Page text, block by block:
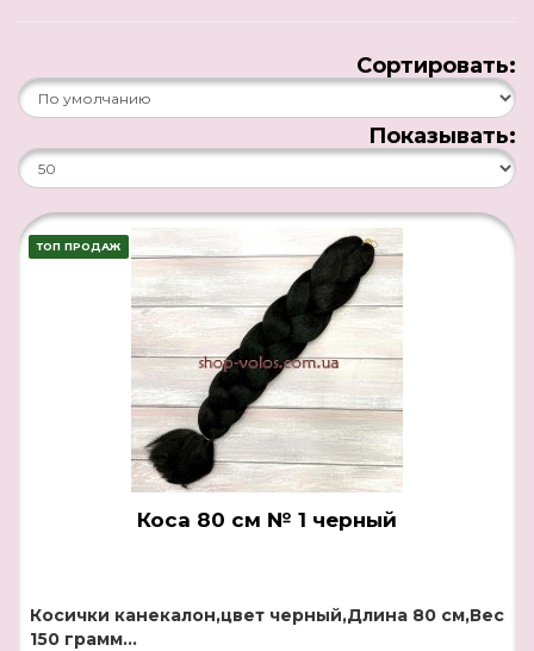
Сортировать:
Показывать:
ТОП ПРОДАЖ
Коса 80 см № 1 черный
Косички канекалон,цвет черный,Длина 80 см,Вес
150 грамм...